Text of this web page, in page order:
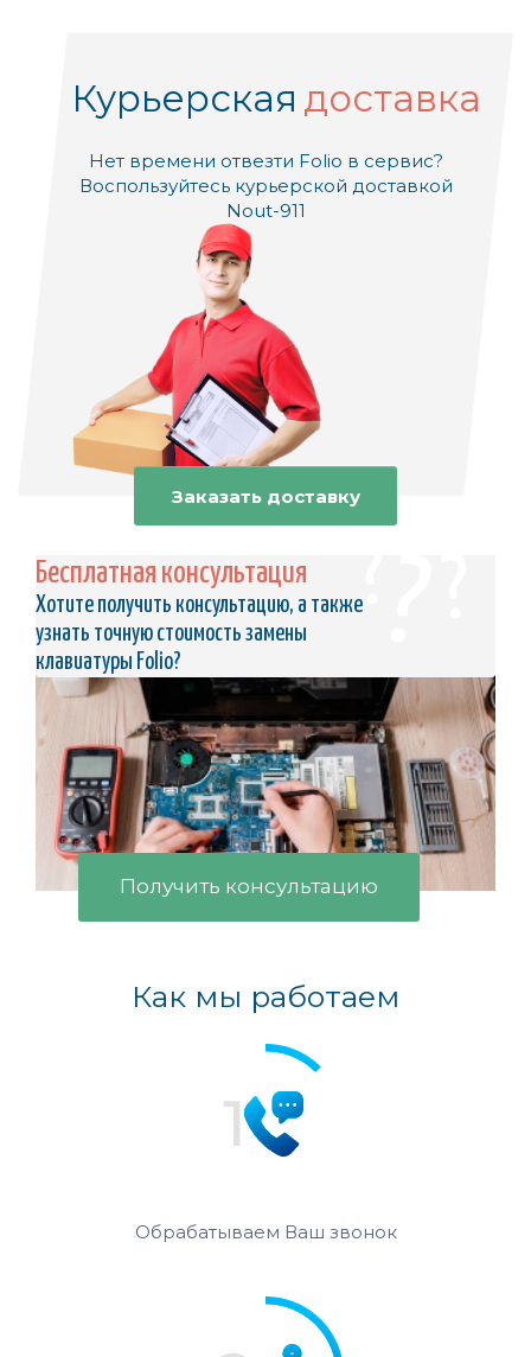
Курьерская доставка
Нет времени отвезти Folio в сервис?
Воспользуйтесь курьерской доставкой
Nout-911
Заказать доставку
Бесплатная консультация
Хотите получить консультацию, а также
узнать точную стоимость замены
клавиатуры Folio?
Получить консультацию
Как мы работаем
Обрабатываем Ваш звонок